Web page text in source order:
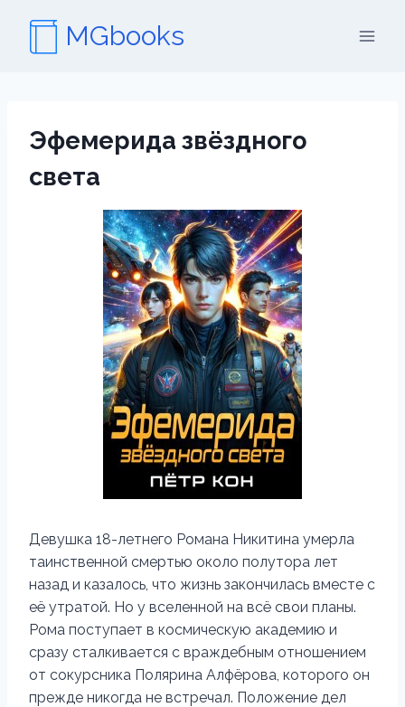
содержимому
MGbooks
Эфемерида звёздного
света
Девушка 18-летнего Романа Никитина умерла
таинственной смертью около полутора лет
назад и казалось, что жизнь закончилась вместе с
её утратой. Но у вселенной на всё свои планы.
Рома поступает в космическую академию и
сразу сталкивается с враждебным отношением
от сокурсника Полярина Алфёрова, которого он
прежде никогда не встречал. Положение дел